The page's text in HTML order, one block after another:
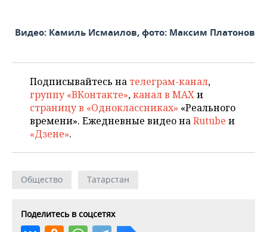
Видео: Камиль Исмаилов, фото: Максим Платонов
Подписывайтесь на телеграм-канал,
группу «ВКонтакте»,канал в MAXи
страницу в «Одноклассниках» «Реального
времени». Ежедневные видео наRutube и
«Дзене».
Общество Татарстан
Поделитесь в соцсетях